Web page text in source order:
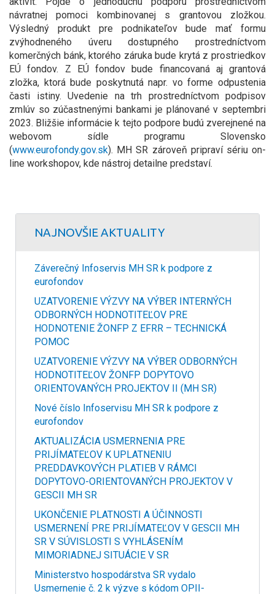
návratnej pomoci kombinovanej s grantovou zložkou.
Výsledný produkt pre podnikateľov bude mať formu
zvýhodneného úveru dostupného prostredníctvom
komerčných bánk, ktorého záruka bude krytá z prostriedkov
EÚ fondov. Z EÚ fondov bude financovaná aj grantová
zložka, ktorá bude poskytnutá napr. vo forme odpustenia
časti istiny. Uvedenie na trh prostredníctvom podpisov
zmlúv so zúčastnenými bankami je plánované v septembri
2023. Bližšie informácie k tejto podpore budú zverejnené na
webovom sídle programu Slovensko
(www.eurofondy.gov.sk). MH SR zároveň pripraví sériu on-
line workshopov, kde nástroj detailne predstaví.
NAJNOVŠIE AKTUALITY
Záverečný Infoservis MH SR k podpore z
eurofondov
UZATVORENIE VÝZVY NA VÝBER INTERNÝCH
ODBORNÝCH HODNOTITEĽOV PRE
HODNOTENIE ŽONFP Z EFRR – TECHNICKÁ
POMOC
UZATVORENIE VÝZVY NA VÝBER ODBORNÝCH
HODNOTITEĽOV ŽONFP DOPYTOVO
ORIENTOVANÝCH PROJEKTOV II (MH SR)
Nové číslo Infoservisu MH SR k podpore z
eurofondov
AKTUALIZÁCIA USMERNENIA PRE
PRIJÍMATEĽOV K UPLATNENIU
PREDDAVKOVÝCH PLATIEB V RÁMCI
DOPYTOVO-ORIENTOVANÝCH PROJEKTOV V
GESCII MH SR
UKONČENIE PLATNOSTI A ÚČINNOSTI
USMERNENÍ PRE PRIJÍMATEĽOV V GESCII MH
SR V SÚVISLOSTI S VYHLÁSENÍM
MIMORIADNEJ SITUÁCIE V SR
Ministerstvo hospodárstva SR vydalo
Usmernenie č. 2 k výzve s kódom OPII-